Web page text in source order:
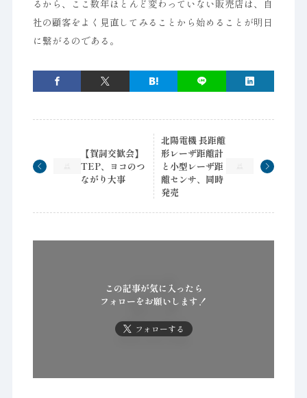
るから、ここ数年ほとんど変わっていない販売店は、自
社の顧客をよく見直してみることから始めることが明日
に繋がるのである。
【賀詞交歓会】
TEP、ヨコのつ
ながり大事
北陽電機 長距離
形レーザ距離計
と小型レーザ距
離センサ、同時
発売
この記事が気に入ったら
フォローをお願いします！
フォローする